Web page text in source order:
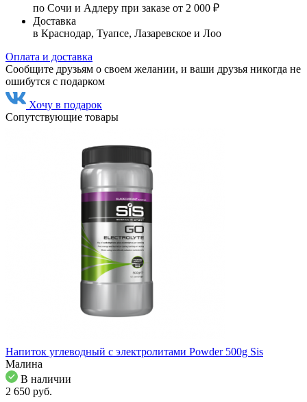
по Сочи и Адлеру при заказе от 2 000 ₽
Доставка
в Краснодар, Туапсе, Лазаревское и Лоо
Оплата и доставка
Сообщите друзьям о своем желании, и ваши друзья никогда не
ошибутся с подарком
Хочу в подарок
Сопутствующие товары
Напиток углеводный с электролитами Powder 500g Sis
Малина
В наличии
2 650 pуб.